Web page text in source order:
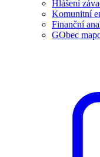
Hlášení
Komunitní
Finanční
GObec